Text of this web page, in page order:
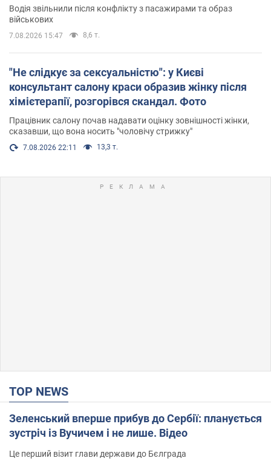
Водія звільнили після конфлікту з пасажирами та образ
військових
7.08.2026 15:47 8,6 т.
"Не слідкує за сексуальністю": у Києві
консультант салону краси образив жінку після
хімієтерапії, розгорівся скандал. Фото
Працівник салону почав надавати оцінку зовнішності жінки,
сказавши, що вона носить "чоловічу стрижку"
7.08.2026 22:11 13,3 т.
TOP NEWS
Зеленський вперше прибув до Сербії: планується
зустріч із Вучичем і не лише. Відео
Це перший візит глави держави до Бєлграда